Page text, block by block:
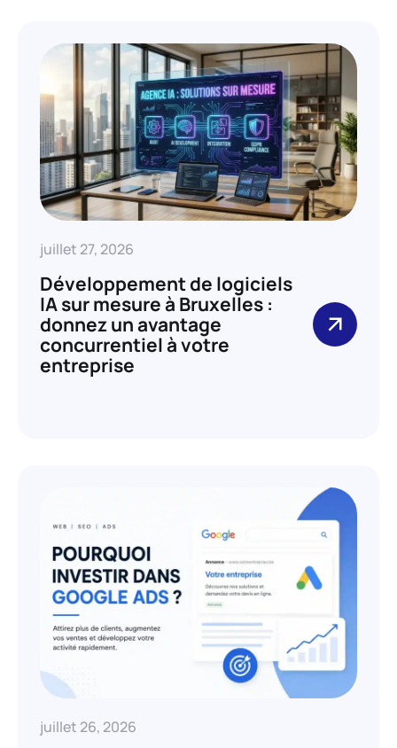
juillet 27, 2026
Développement de logiciels
IA sur mesure à Bruxelles :
donnez un avantage
concurrentiel à votre
entreprise
juillet 26, 2026